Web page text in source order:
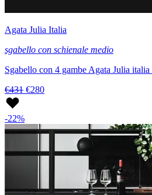
Agata Julia Italia
sgabello con schienale medio
Sgabello con 4 gambe Agata Julia
€431 €280
-22%